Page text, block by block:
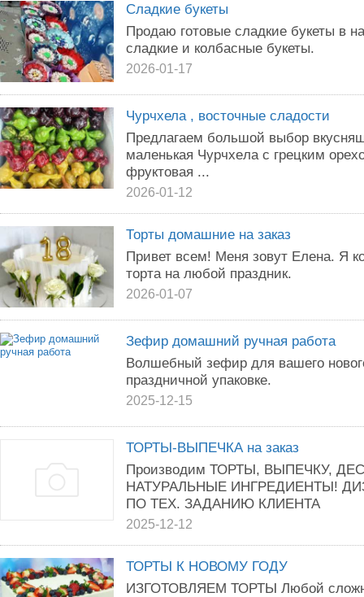
Сладкие букеты
Продаю готовые сладкие букеты в
сладкие и колбасные букеты.
2026-01-17
Чурчхела , восточные сладости
Предлaгaeм большой выбор
мaленькaя Чуpчхeлa с грецким
фруктовая ...
2026-01-12
Торты домашние на заказ
Привет всем! Меня зовут Елена. Я
торта на любой праздник.
2026-01-07
Зефир домашний ручная работа
Волшебный зефир для вашего
праздничной упаковке.
2025-12-15
ТОРТЫ-ВЫПЕЧКА на заказ
Производим ТОРТЫ, ВЫПЕЧКУ,
НАТУРАЛЬНЫЕ ИНГРЕДИЕНТЫ!
ПО ТЕХ. ЗАДАНИЮ КЛИЕНТА
2025-12-12
ТОРТЫ К НОВОМУ ГОДУ
ИЗГОТОВЛЯЕМ ТОРТЫ Любой